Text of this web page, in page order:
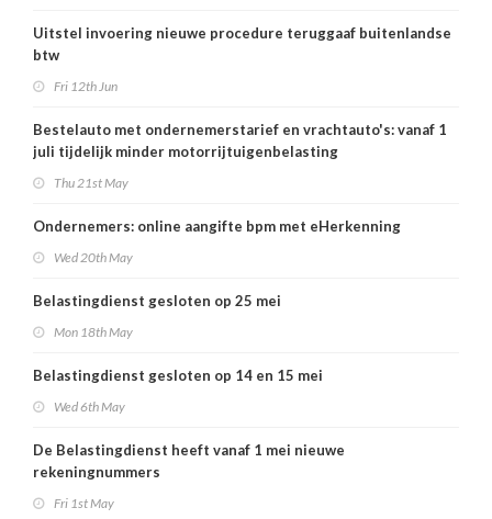
Uitstel invoering nieuwe procedure teruggaaf buitenlandse
btw
Fri 12th Jun
Bestelauto met ondernemerstarief en vrachtauto's: vanaf 1
juli tijdelijk minder motorrijtuigenbelasting
Thu 21st May
Ondernemers: online aangifte bpm met eHerkenning
Wed 20th May
Belastingdienst gesloten op 25 mei
Mon 18th May
Belastingdienst gesloten op 14 en 15 mei
Wed 6th May
De Belastingdienst heeft vanaf 1 mei nieuwe
rekeningnummers
Fri 1st May